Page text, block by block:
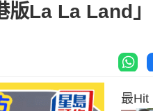
版La La Land
最Hit